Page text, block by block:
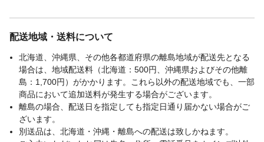
配送地域・送料について
北海道、沖縄県、その他各都道府県の離島地域が配送先となる
場合は、地域配送料（北海道：500円、沖縄県およびその他離
島：1,700円）がかかります。これら以外の配送地域でも、一部
商品において追加送料が発生する場合がございます。
離島の場合、配送日を指定しても指定日通り届かない場合がご
ざいます。
別送品は、北海道・沖縄・離島への配送は致しかねます。